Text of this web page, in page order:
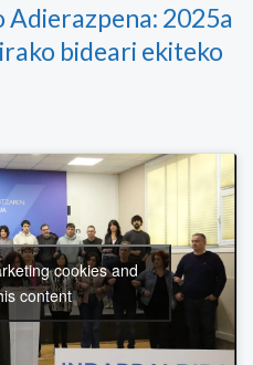
Adierazpena: 2025a
bideari ekiteko
cookies and
content